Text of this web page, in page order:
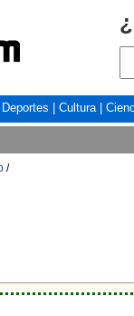
Deportes Cultura|
/